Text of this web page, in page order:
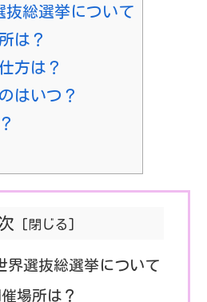
抜総選挙について
は？
方は？
はいつ？
界選抜総選挙について
場所は？